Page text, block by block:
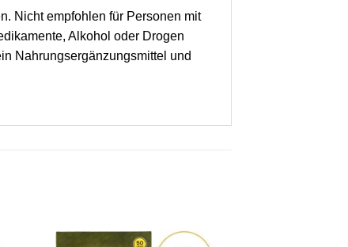
Nicht empfohlen für Personen mit
Alkohol oder Drogen
Nahrungsergänzungsmittel und